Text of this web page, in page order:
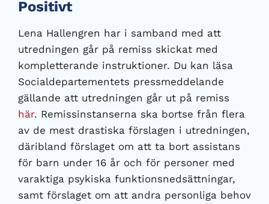
Positivt
Lena Hallengren har i samband med att
utredningen går på remiss skickat med
kompletterande instruktioner. Du kan läsa
Socialdepartementets pressmeddelande
gällande att utredningen går ut på remiss
här. Remissinstanserna ska bortse från flera
av de mest drastiska förslagen i utredningen,
däribland förslaget om att ta bort assistans
för barn under 16 år och för personer med
varaktiga psykiska funktionsnedsättningar,
samt förslaget om att andra personliga behov